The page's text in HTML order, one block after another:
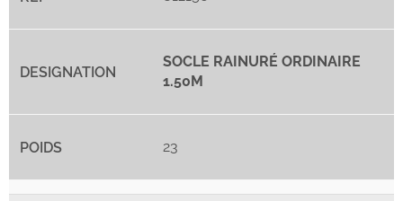
SOCLE RAINURÉ ORDINAIRE
1.50M
23